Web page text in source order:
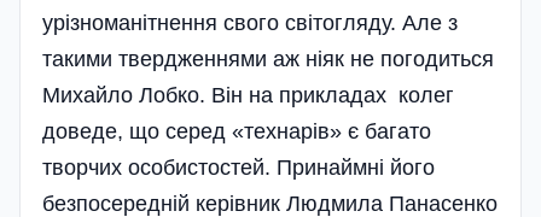
урізноманітнення свого світогляду. Але з
такими твердженнями аж ніяк не погодиться
Михайло Лобко. Він на прикладах колег
доведе, що серед «технарів» є бага­то
творчих особистостей. Принаймні його
безпосередній керівник Людмила Панасенко